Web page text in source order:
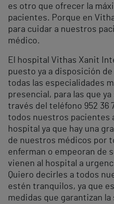
es otro que ofrecer la
pacientes. Porque en
para cuidar a nuestros
médico.
El hospital Vithas Xanit
puesto ya a disposición
todas las especialidades
presencial, para las que
través del teléfono 952 36
todos nuestros pacientes
hospital ya que hay una
de nuestros médicos por
enferman o empeoran de
vienen al hospital a
Quiero decirles a todos
estén tranquilos, ya que
medidas que garantizan la